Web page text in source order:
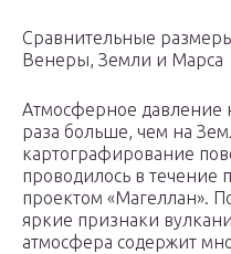
Сравнительные
Венеры, Земли и Марса
Атмосферное давление
раза больше, чем на
картографирование
проводилось в течение
проектом «Магеллан».
яркие признаки
атмосфера содержит